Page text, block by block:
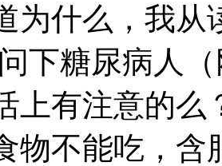
为什么，我从
下糖尿病人
上有注意的么
物不能吃，含